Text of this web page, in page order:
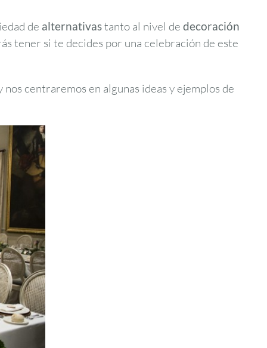
de alternativastanto al nivel de decoración
tener si te decides por una celebración de este
centraremos en algunas ideas y ejemplos de